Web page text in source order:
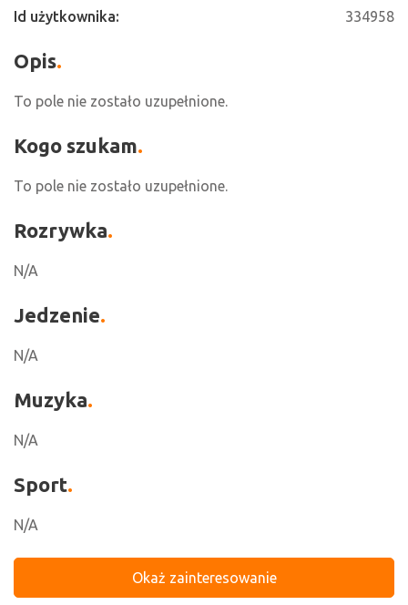
Id użytkownika:
334958
Opis
To pole nie zostało uzupełnione.
Kogo szukam
To pole nie zostało uzupełnione.
Rozrywka
N/A
Jedzenie
N/A
Muzyka
N/A
Sport
N/A
Okaż zainteresowanie